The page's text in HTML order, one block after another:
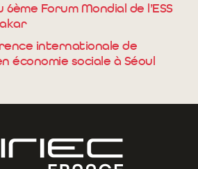
6ème Forum Mondial de l’ESS
internationale de
économie sociale à Séoul